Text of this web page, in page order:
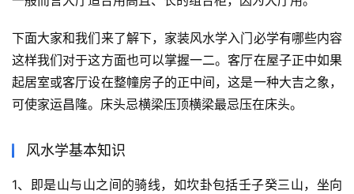
下面大家和我们来了解下，家装风水学入门必学有哪些内容
这样我们对于这方面也可以掌握一二。客厅在屋子正中如果
起居室或客厅设在整幢房子的正中间，这是一种大吉之象，
可使家运昌隆。床头忌横梁压顶横梁最忌压在床头。
风水学基本知识
1、即是山与山之间的骑线，如坎卦包括壬子癸三山，坐向